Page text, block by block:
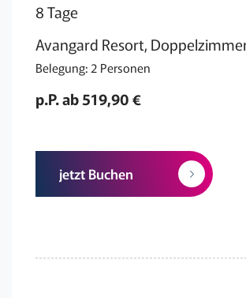
8 Tage
Avangard Resort,
Belegung: 2 Personen
p.P. ab 519,90 €
jetzt Buchen